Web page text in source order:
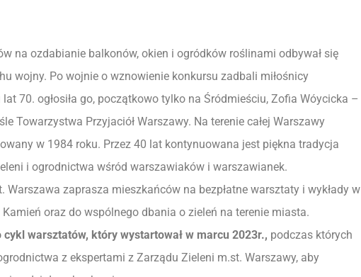
na ozdabianie balkonów, okien i ogródków roślinami odbywał się
wojny. Po wojnie o wznowienie konkursu zadbali miłośnicy
70. ogłosiła go, początkowo tylko na Śródmieściu, Zofia Wóycicka –
Towarzystwa Przyjaciół Warszawy. Na terenie całej Warszawy
w 1984 roku. Przez 40 lat kontynuowana jest piękna tradycja
i ogrodnictwa wśród warszawiaków i warszawianek.
Warszawa zaprasza mieszkańców na bezpłatne warsztaty i wykłady w
oraz do wspólnego dbania o zieleń na terenie miasta.
warsztatów, który wystartował w marcu 2023r., podczas których
z ekspertami z Zarządu Zieleni m.st. Warszawy, aby